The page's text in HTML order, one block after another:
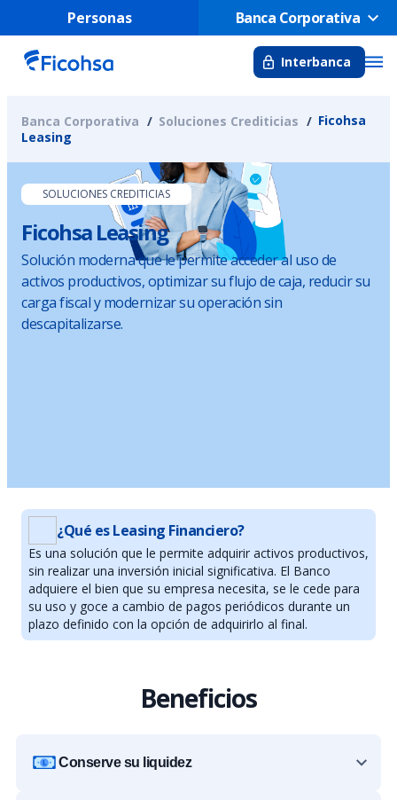
Personas Banca Corporativa
Interbanca
Banca Corporativa Soluciones Crediticias
Ficohsa
Leasing
SOLUCIONES CREDITICIAS
Ficohsa Leasing
Solución moderna que le permite acceder al uso de
activos productivos, optimizar su flujo de caja, reducir su
carga fiscal y modernizar su operación sin
descapitalizarse.
¿Qué es Leasing Financiero?
Es una solución que le permite adquirir activos productivos,
sin realizar una inversión inicial significativa. El Banco
adquiere el bien que su empresa necesita, se le cede para
su uso y goce a cambio de pagos periódicos durante un
plazo definido con la opción de adquirirlo al final.
Beneficios
Conserve su liquidez